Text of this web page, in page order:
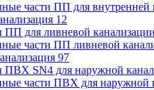
части ПП для внутренней
12
ПП для ливневой
части ПП ливневой
97
ПВХ SN4 для наружной
части ПВХ для наружной